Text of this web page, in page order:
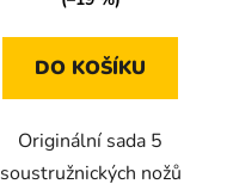
DO KOŠÍKU
Originální sada 5
soustružnických nožů